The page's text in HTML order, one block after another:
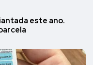
este ano.